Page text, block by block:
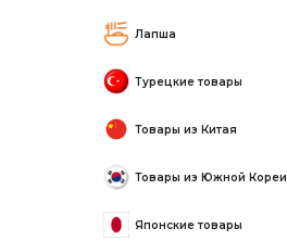
Лапша
Турецкие товары
Товары из Китая
Товары из Южной Кореи
Японские товары